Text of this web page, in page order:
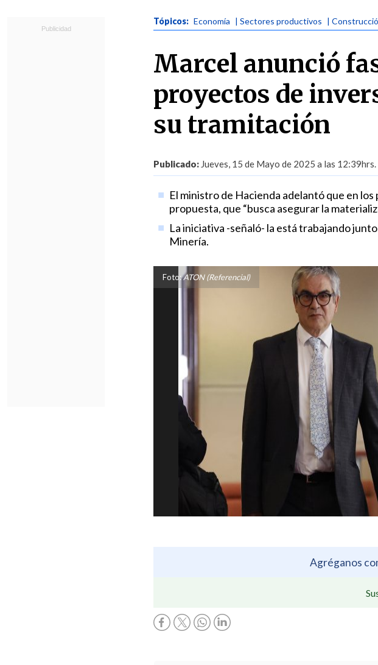
Tópicos: Economía | Sectores productivos |
Marcel anunció
proyectos de
su tramitación
Publicado: Jueves, 15 de Mayo de 2025 a las 12:39hrs.
El ministro de Hacienda adelantó que en
propuesta, que “busca asegurar la
La iniciativa -señaló- la está trabajando
Minería.
Foto:ATON (Referencial)
Agréganos